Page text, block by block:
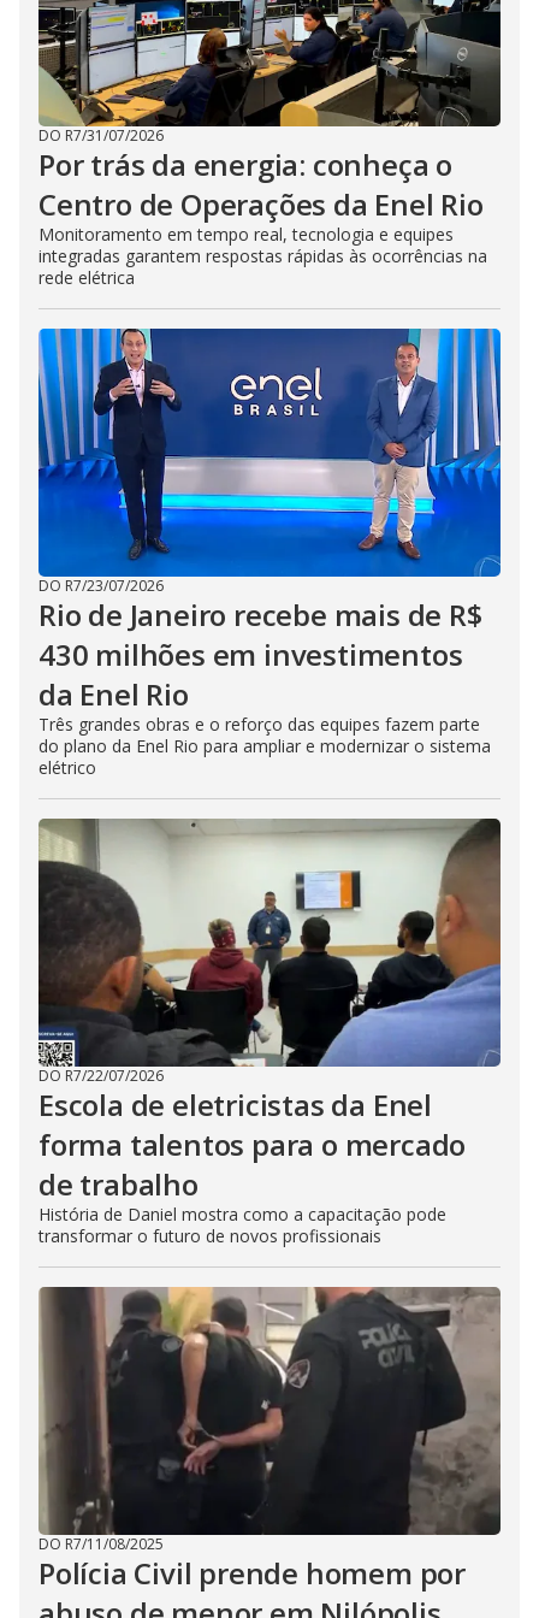
DO R7/31/07/2026
Por trás da energia: conheça o
Centro de Operações da Enel Rio
Monitoramento em tempo real, tecnologia e equipes
integradas garantem respostas rápidas às ocorrências na
rede elétrica
DO R7/23/07/2026
Rio de Janeiro recebe mais de R$
430 milhões em investimentos
da Enel Rio
Três grandes obras e o reforço das equipes fazem parte
do plano da Enel Rio para ampliar e modernizar o sistema
elétrico
DO R7/22/07/2026
Escola de eletricistas da Enel
forma talentos para o mercado
de trabalho
História de Daniel mostra como a capacitação pode
transformar o futuro de novos profissionais
DO R7/11/08/2025
Polícia Civil prende homem por